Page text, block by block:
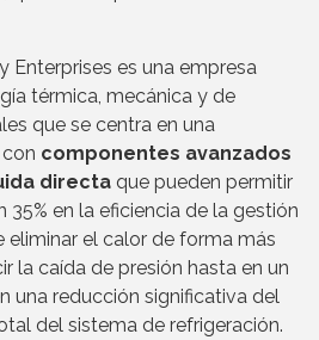
Enterprises es una empresa
térmica, mecánica y de
que se centra en una
componentes avanzados
directa que pueden permitir
35% en la eficiencia de la gestión
eliminar el calor de forma más
la caída de presión hasta en un
una reducción significativa del
del sistema de refrigeración.